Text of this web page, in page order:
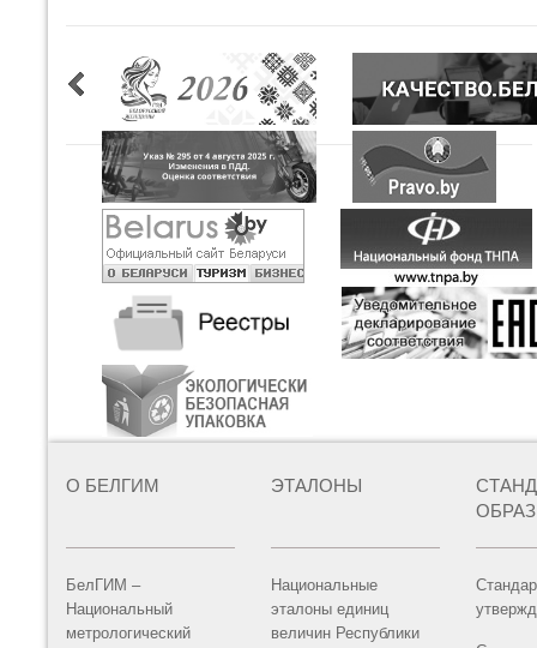
О БЕЛГИМ
БелГИМ –
Национальный
метрологический
ЭТАЛОНЫ
Национальные
эталоны единиц
величин Республики